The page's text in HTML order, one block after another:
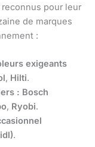
pour leur
de marques
:
exigeants
, Hilti.
: Bosch
, Ryobi.
.